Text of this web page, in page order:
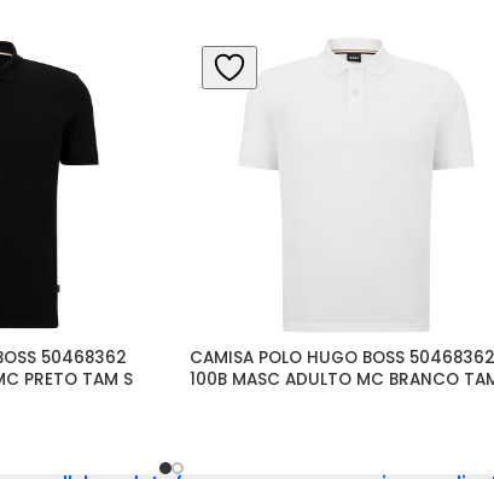
50468362
PRETO TAM S
CAMISA POLO HUGO BOSS 50468362
100B MASC ADULTO MC BRANCO